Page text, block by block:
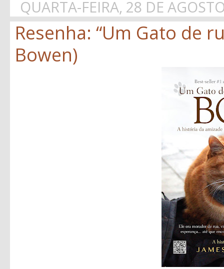
QUARTA-FEIRA, 28 DE
Resenha: “Um Gato de
Bowen)